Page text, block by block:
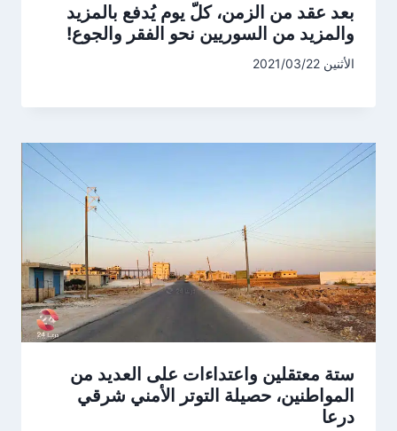
بعد عقد من الزمن، كلّ يوم يُدفع بالمزيد
والمزيد من السوريين نحو الفقر والجوع!
الأثنين 2021/03/22
ستة معتقلين واعتداءات على العديد من
المواطنين، حصيلة التوتر الأمني شرقي
درعا